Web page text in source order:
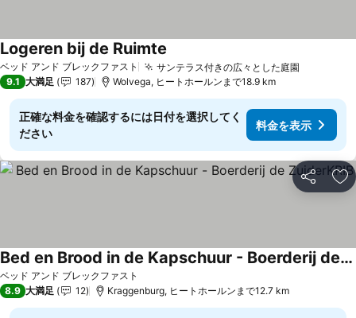
ベッド アンド ブレックファスト サンテラス付きの広々とした庭園
Logeren bij de Ruimte
9.1 大満足 187 Wolvega, ヒートホールンまで18.9 km
正確な料金を確認するには日付を選択してく
ださい
料金を表示
シェア お
ベッド アンド ブレックファスト
Bed en Brood in de Kapschuur - Boerderij de ZuiderKRIB
料金を表示
8.9 大満足 12 Kraggenburg, ヒートホールンまで12.7 km